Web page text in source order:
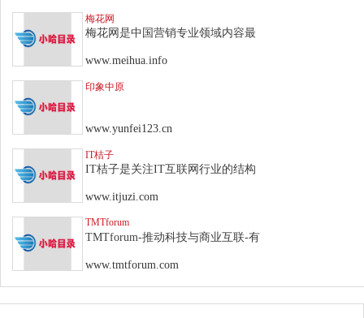
梅花网
梅花网是中国营销专业领域内容最
www.meihua.info
印象中原
www.yunfei123.cn
IT桔子
IT桔子是关注IT互联网行业的结构
www.itjuzi.com
TMTforum
TMTforum-推动科技与商业互联-有
www.tmtforum.com